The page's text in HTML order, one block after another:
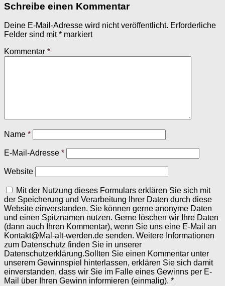
Schreibe einen Kommentar
Deine E-Mail-Adresse wird nicht veröffentlicht. Erforderliche
Felder sind mit* markiert
Kommentar *
Name *
E-Mail-Adresse *
Website
Mit der Nutzung dieses Formulars erklären Sie sich mit
der Speicherung und Verarbeitung Ihrer Daten durch diese
Website einverstanden. Sie können gerne anonyme Daten
und einen Spitznamen nutzen. Gerne löschen wir Ihre Daten
(dann auch Ihren Kommentar), wenn Sie uns eine E-Mail an
Kontakt@Mal-alt-werden.de senden. Weitere Informationen
zum Datenschutz finden Sie in unserer
Datenschutzerklärung.Sollten Sie einen Kommentar unter
unserem Gewinnspiel hinterlassen, erklären Sie sich damit
einverstanden, dass wir Sie im Falle eines Gewinns per E-
Mail über Ihren Gewinn informieren (einmalig). *